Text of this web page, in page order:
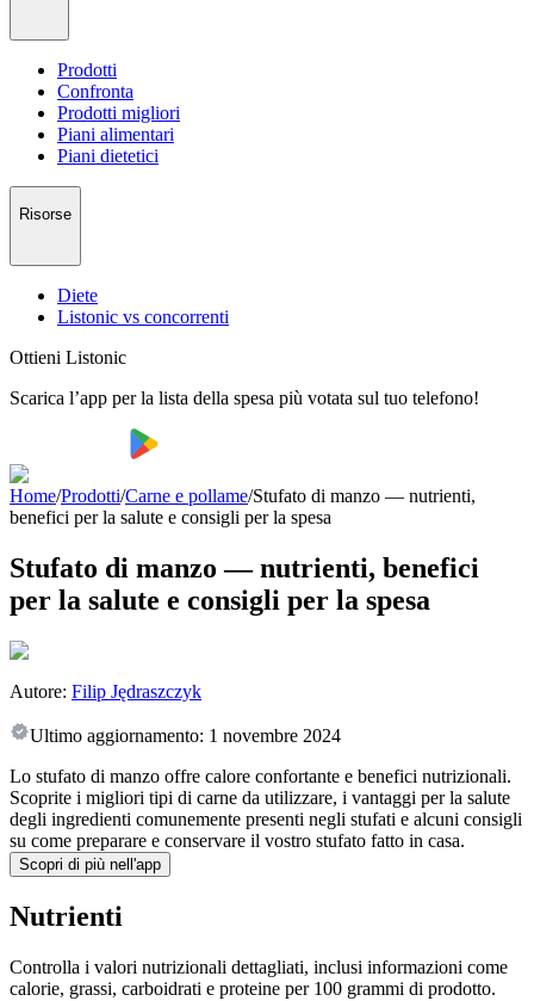
Prodotti
Confronta
Prodotti migliori
Piani alimentari
Piani dietetici
Risorse
Diete
Listonic vs concorrenti
Ottieni Listonic
Scarica l’app per la lista della spesa più votata sul tuo telefono!
Home/Prodotti/Carne e pollame/Stufato di manzo — nutrienti,
benefici per la salute e consigli per la spesa
Stufato di manzo — nutrienti, benefici
per la salute e consigli per la spesa
Autore: Filip Jędraszczyk
Ultimo aggiornamento: 1 novembre 2024
Lo stufato di manzo offre calore confortante e benefici nutrizionali.
Scoprite i migliori tipi di carne da utilizzare, i vantaggi per la salute
degli ingredienti comunemente presenti negli stufati e alcuni consigli
su come preparare e conservare il vostro stufato fatto in casa.
Scopri di più nell'app
Nutrienti
Controlla i valori nutrizionali dettagliati, inclusi informazioni come
calorie, grassi, carboidrati e proteine per 100 grammi di prodotto.